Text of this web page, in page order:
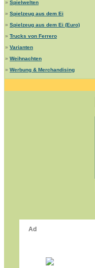
» Spielwelten
» Spielzeug aus dem Ei
» Spielzeug aus dem Ei (Euro)
» Trucks von Ferrero
» Varianten
» Weihnachten
» Werbung & Merchandising